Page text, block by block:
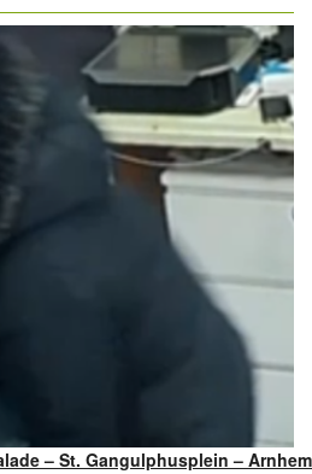
– St. Gangulphusplein – Arnhem